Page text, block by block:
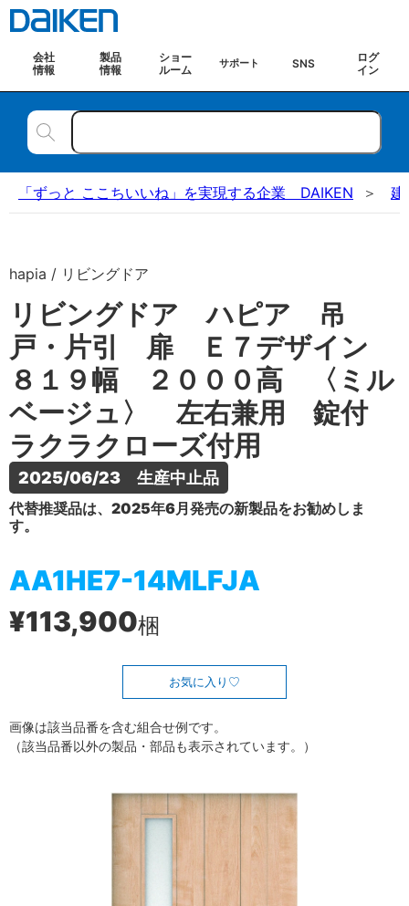
会社
情報
製品
情報
ショー
ルーム
サポート SNS
ログ
イン
「ずっと ここちいいね」を実現する企業 DAIKEN 建
hapia / リビングドア
リビングドア ハピア 吊
戸・片引 扉 Ｅ７デザイン
８１９幅 ２０００高 〈ミル
ベージュ〉 左右兼用 錠付
ラクラクローズ付用
2025/06/23　生産中止品
代替推奨品は、2025年6月発売の新製品をお勧めしま
す。
AA1HE7-14MLFJA
¥113,900梱
お気に入り
画像は該当品番を含む組合せ例です。
（該当品番以外の製品・部品も表示されています。）